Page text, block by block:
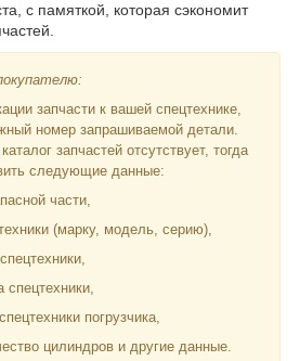
с памяткой, которая сэкономит
запчасти к вашей спецтехнике,
номер запрашиваемой детали.
запчастей отсутствует, тогда
следующие данные:
части,
(марку, модель, серию),
спецтехники,
погрузчика,
цилиндров и другие данные.